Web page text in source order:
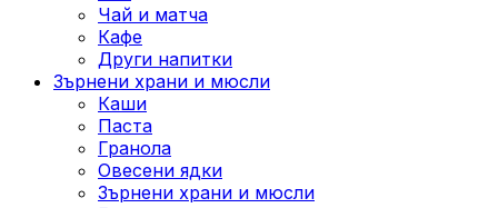
Чай и матча
Кафе
Други напитки
Зърнени храни и мюсли
Каши
Паста
Гранола
Овесени ядки
Зърнени храни и мюсли